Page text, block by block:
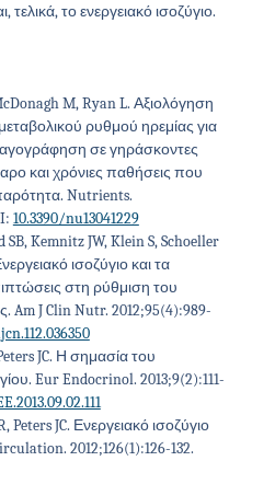
το ενεργειακό ισοζύγιο.
M, Ryan L. Αξιολόγηση
ρυθμού ηρεμίας για
σε γηράσκοντες
και χρόνιες παθήσεις που
Nutrients.
10.3390/nu13041229
Kemnitz JW, Klein S, Schoeller
ισοζύγιο και τα
στη ρύθμιση του
Am J Clin Nutr. 2012;95(4):989-
JC. Η σημασία του
Eur Endocrinol. 2013;9(2):111-
Peters JC. Ενεργειακό ισοζύγιο
2012;126(1):126-132.